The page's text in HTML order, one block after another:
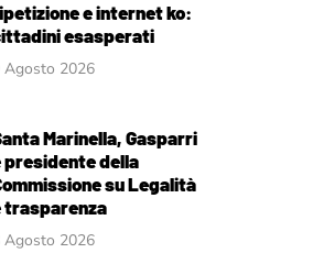
e internet ko:
esasperati
Agosto 2026
Marinella, Gasparri
presidente della
su Legalità
trasparenza
Agosto 2026